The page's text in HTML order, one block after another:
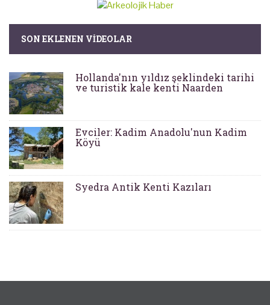
SON EKLENEN VIDEOLAR
Hollanda'nın yıldız şeklindeki tarihi
ve turistik kale kenti Naarden
Evciler: Kadim Anadolu'nun Kadim
Köyü
Syedra Antik Kenti Kazıları